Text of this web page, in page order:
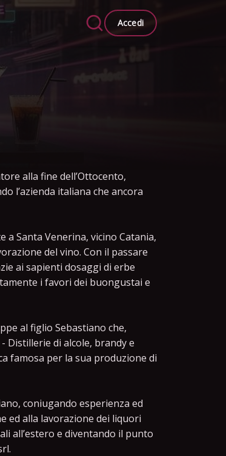
Accedi
alla fine dell’Ottocento,
l’azienda italiana che ancora
Santa Venerina, vicino Catania,
del vino. Con il passare
ai sapienti dosaggi di erbe
i favori dei buongustai e
al figlio Sebastiano che,
Distillerie di alcole, brandy e
famosa per la sua produzione di
coniugando esperienza ed
ed alla lavorazione dei liquori
all’estero e diventando il punto